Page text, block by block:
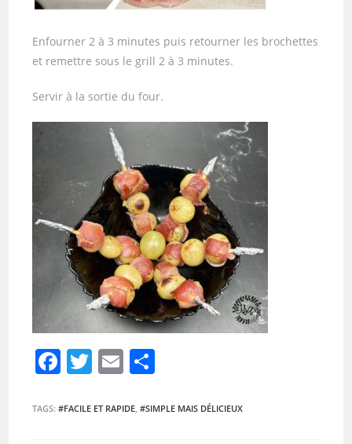
Enfourner 2 à 3 minutes puis retourner les brochettes
et remettre sous le grill 2 à 3 minutes.
Servir à la sortie du four.
F
c
T
itt
E
ai ta
TAGS:#FACILE ET RAPIDE, #SIMPLE MAIS DÉLICIEUX